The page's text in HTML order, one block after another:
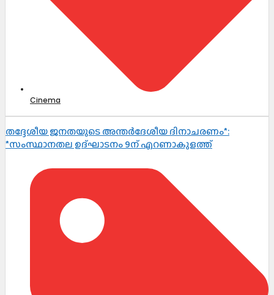
Cinema
തദ്ദേശീയ ജനതയുടെ അന്തർദേശീയ ദിനാചരണം*:
*സംസ്ഥാനതല ഉദ്ഘാടനം 9ന് എറണാകുളത്ത്